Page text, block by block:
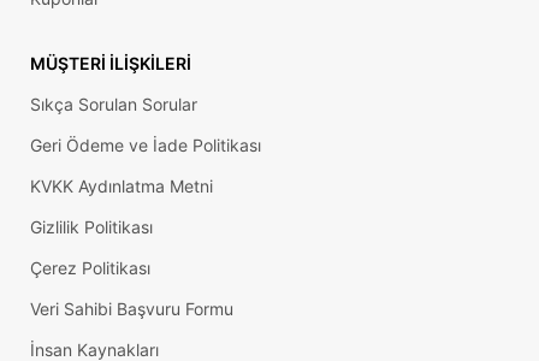
MÜŞTERI İLIŞKILERI
Sıkça Sorulan Sorular
Geri Ödeme ve İade Politikası
KVKK Aydınlatma Metni
Gizlilik Politikası
Çerez Politikası
Veri Sahibi Başvuru Formu
İnsan Kaynakları